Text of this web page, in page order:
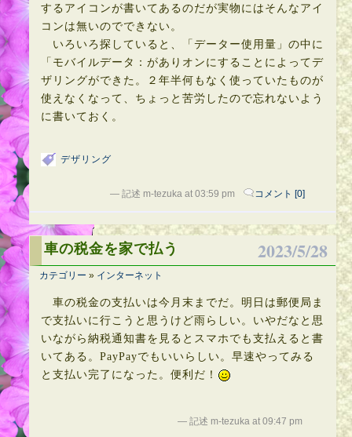
するアイコンが書いてあるのだが実物にはそんなアイ
コンは無いのでできない。
いろいろ探していると、「データー使用量」の中に
「モバイルデータ：がありオンにすることによってデ
ザリングができた。２年半何もなく使っていたものが
使えなくなって、ちょっと苦労したので忘れないよう
に書いておく。
デザリング
— 記述 m-tezuka at 03:59 pm コメント [0]
車の税金を家で払う 2023/5/28
カテゴリー » インターネット
車の税金の支払いは今月末までだ。明日は郵便局ま
で支払いに行こうと思うけど雨らしい。いやだなと思
いながら納税通知書を見るとスマホでも支払えると書
いてある。PayPayでもいいらしい。早速やってみる
と支払い完了になった。便利だ！
— 記述 m-tezuka at 09:47 pm